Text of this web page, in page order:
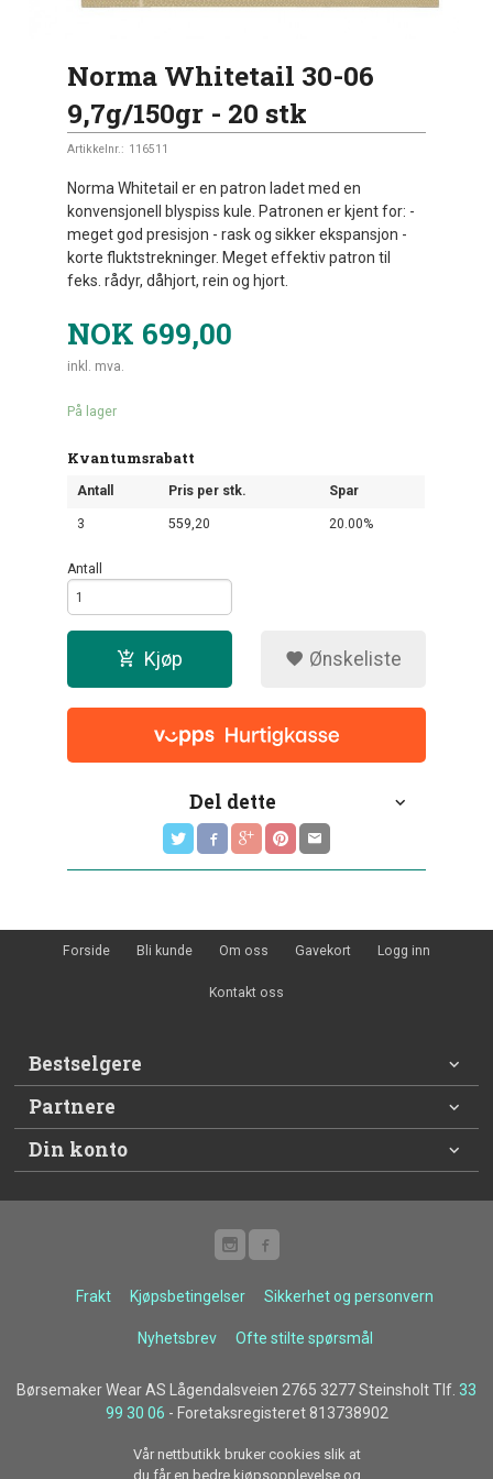
Norma Whitetail 30-06
9,7g/150gr - 20 stk
Artikkelnr.: 116511
Norma Whitetail er en patron ladet med en
konvensjonell blyspiss kule. Patronen er kjent for: -
meget god presisjon - rask og sikker ekspansjon -
korte fluktstrekninger. Meget effektiv patron til
feks. rådyr, dåhjort, rein og hjort.
NOK 699,00
inkl. mva.
På lager
Kvantumsrabatt
Antall Pris per stk. Spar
3 559,20 20.00%
Antall
Kjøp Ønskeliste
Del dette
Forside Bli kunde Om oss Gavekort Logg inn
Kontakt oss
Bestselgere
Partnere
Din konto
Frakt Kjøpsbetingelser Sikkerhet og personvern
Nyhetsbrev Ofte stilte spørsmål
Børsemaker Wear AS Lågendalsveien 2765 3277 Steinsholt Tlf. 33
99 30 06 - Foretaksregisteret 813738902
Vår nettbutikk bruker cookies slik at
du får en bedre kjøpsopplevelse og